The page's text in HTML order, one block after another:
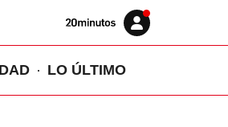
Volver
Iniciar
sesión
LO ÚLTIMO